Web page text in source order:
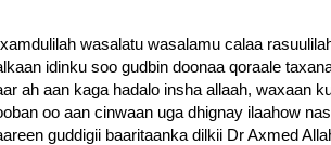
wasalatu wasalamu calaa
idinku soo gudbin doonaa qoraale
ah aan kaga hadalo insha allaah, waxaan
oo aan cinwaan uga dhignay ilaahow
guddigii baaritaanka dilkii Dr Axmed